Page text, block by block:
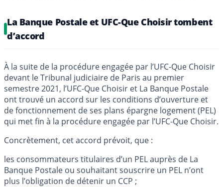
La Banque Postale et UFC-Que Choisir tombent
d’accord
À la suite de la procédure engagée par l’UFC-Que Choisir
devant le Tribunal judiciaire de Paris au premier
semestre 2021, l’UFC-Que Choisir et La Banque Postale
ont trouvé un accord sur les conditions d’ouverture et
de fonctionnement de ses plans épargne logement (PEL)
qui met fin à la procédure engagée par l’UFC-Que Choisir.
Concrètement, cet accord prévoit, que :
les consommateurs titulaires d’un PEL auprès de La
Banque Postale ou souhaitant souscrire un PEL n’ont
plus l’obligation de détenir un CCP ;